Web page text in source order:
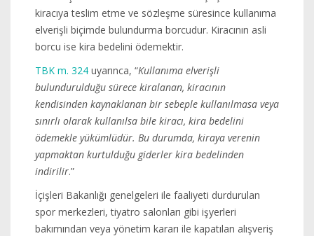
kiracıya teslim etme ve sözleşme süresince kullanıma
elverişli biçimde bulundurma borcudur. Kiracının asli
borcu ise kira bedelini ödemektir.
TBK m. 324 uyarınca, “Kullanıma elverişli
bulundurulduğu sürece kiralanan, kiracının
kendisinden kaynaklanan bir sebeple kullanılmasa veya
sınırlı olarak kullanılsa bile kiracı, kira bedelini
ödemekle yükümlüdür. Bu durumda, kiraya verenin
yapmaktan kurtulduğu giderler kira bedelinden
indirilir.”
İçişleri Bakanlığı genelgeleri ile faaliyeti durdurulan
spor merkezleri, tiyatro salonları gibi işyerleri
bakımından veya yönetim kararı ile kapatılan alışveriş